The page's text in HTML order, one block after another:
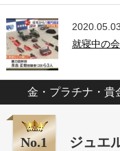
2020.05.03
就寝中の
金・プラチナ・貴
No.1 ジュエ